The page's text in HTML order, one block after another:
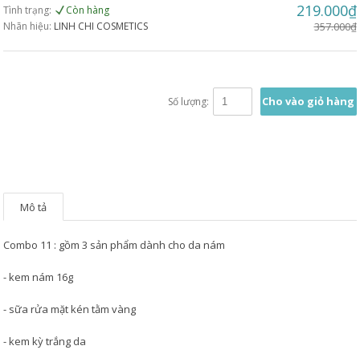
Tình trạng:
Còn hàng
Nhãn hiệu: LINH CHI COSMETICS
219.000₫
357.000₫
Cho vào giỏ hàng
Số lượng:
Mô tả
Combo 11 : gồm 3 sản phẩm dành cho da nám
- kem nám 16g
- sữa rửa mặt kén tằm vàng
- kem kỳ trắng da